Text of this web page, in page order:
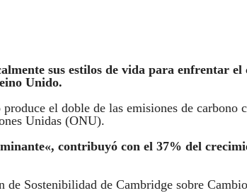
sus estilos de vida para enfrentar
Unido.
el doble de las emisiones de carbono
Unidas (ONU).
«, contribuyó con el 37% del
Sostenibilidad de Cambridge sobre